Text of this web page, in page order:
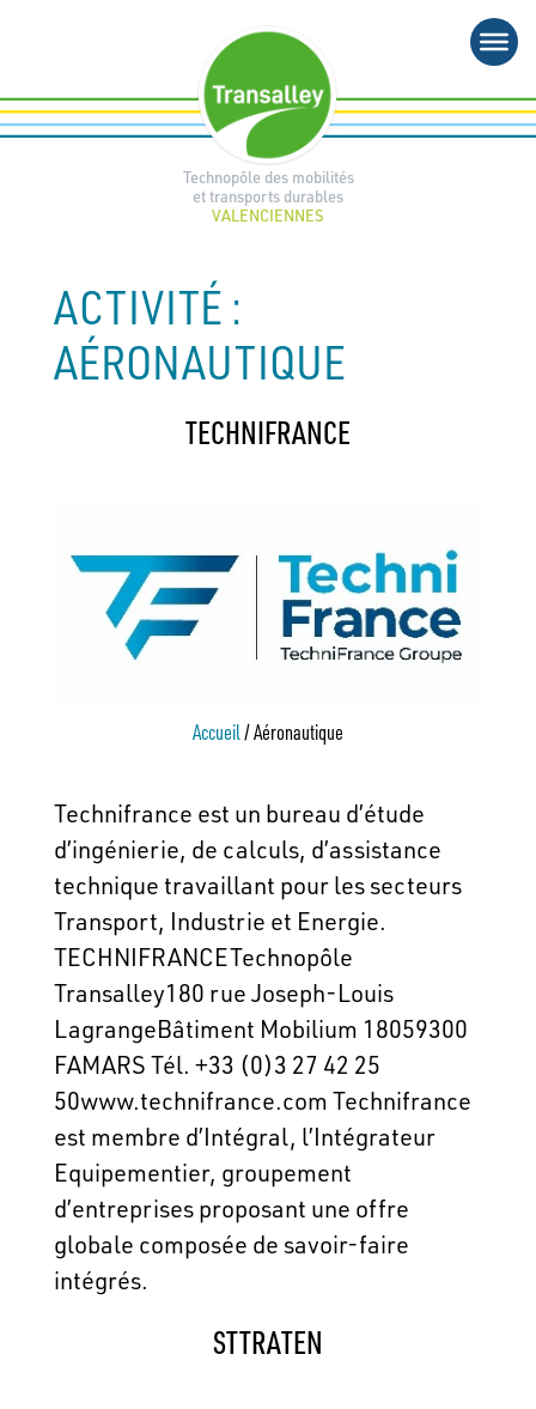
Technopôle des mobilités
et transports durables
VALENCIENNES
ACTIVITÉ :
AÉRONAUTIQUE
TECHNIFRANCE
Accueil/Aéronautique
Technifrance est un bureau d’étude
d’ingénierie, de calculs, d’assistance
technique travaillant pour les secteurs
Transport, Industrie et Energie.
TECHNIFRANCETechnopôle
Transalley180 rue Joseph-Louis
LagrangeBâtiment Mobilium 18059300
FAMARS Tél. +33 (0)3 27 42 25
50www.technifrance.com Technifrance
est membre d’Intégral, l’Intégrateur
Equipementier, groupement
d’entreprises proposant une offre
globale composée de savoir-faire
intégrés.
STTRATEN